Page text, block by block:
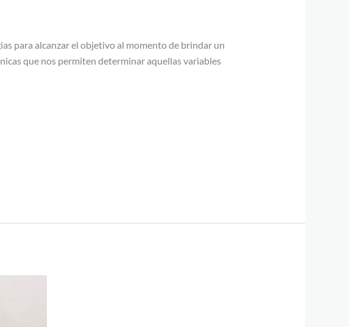
para alcanzar el objetivo al momento de brindar un
que nos permiten determinar aquellas variables